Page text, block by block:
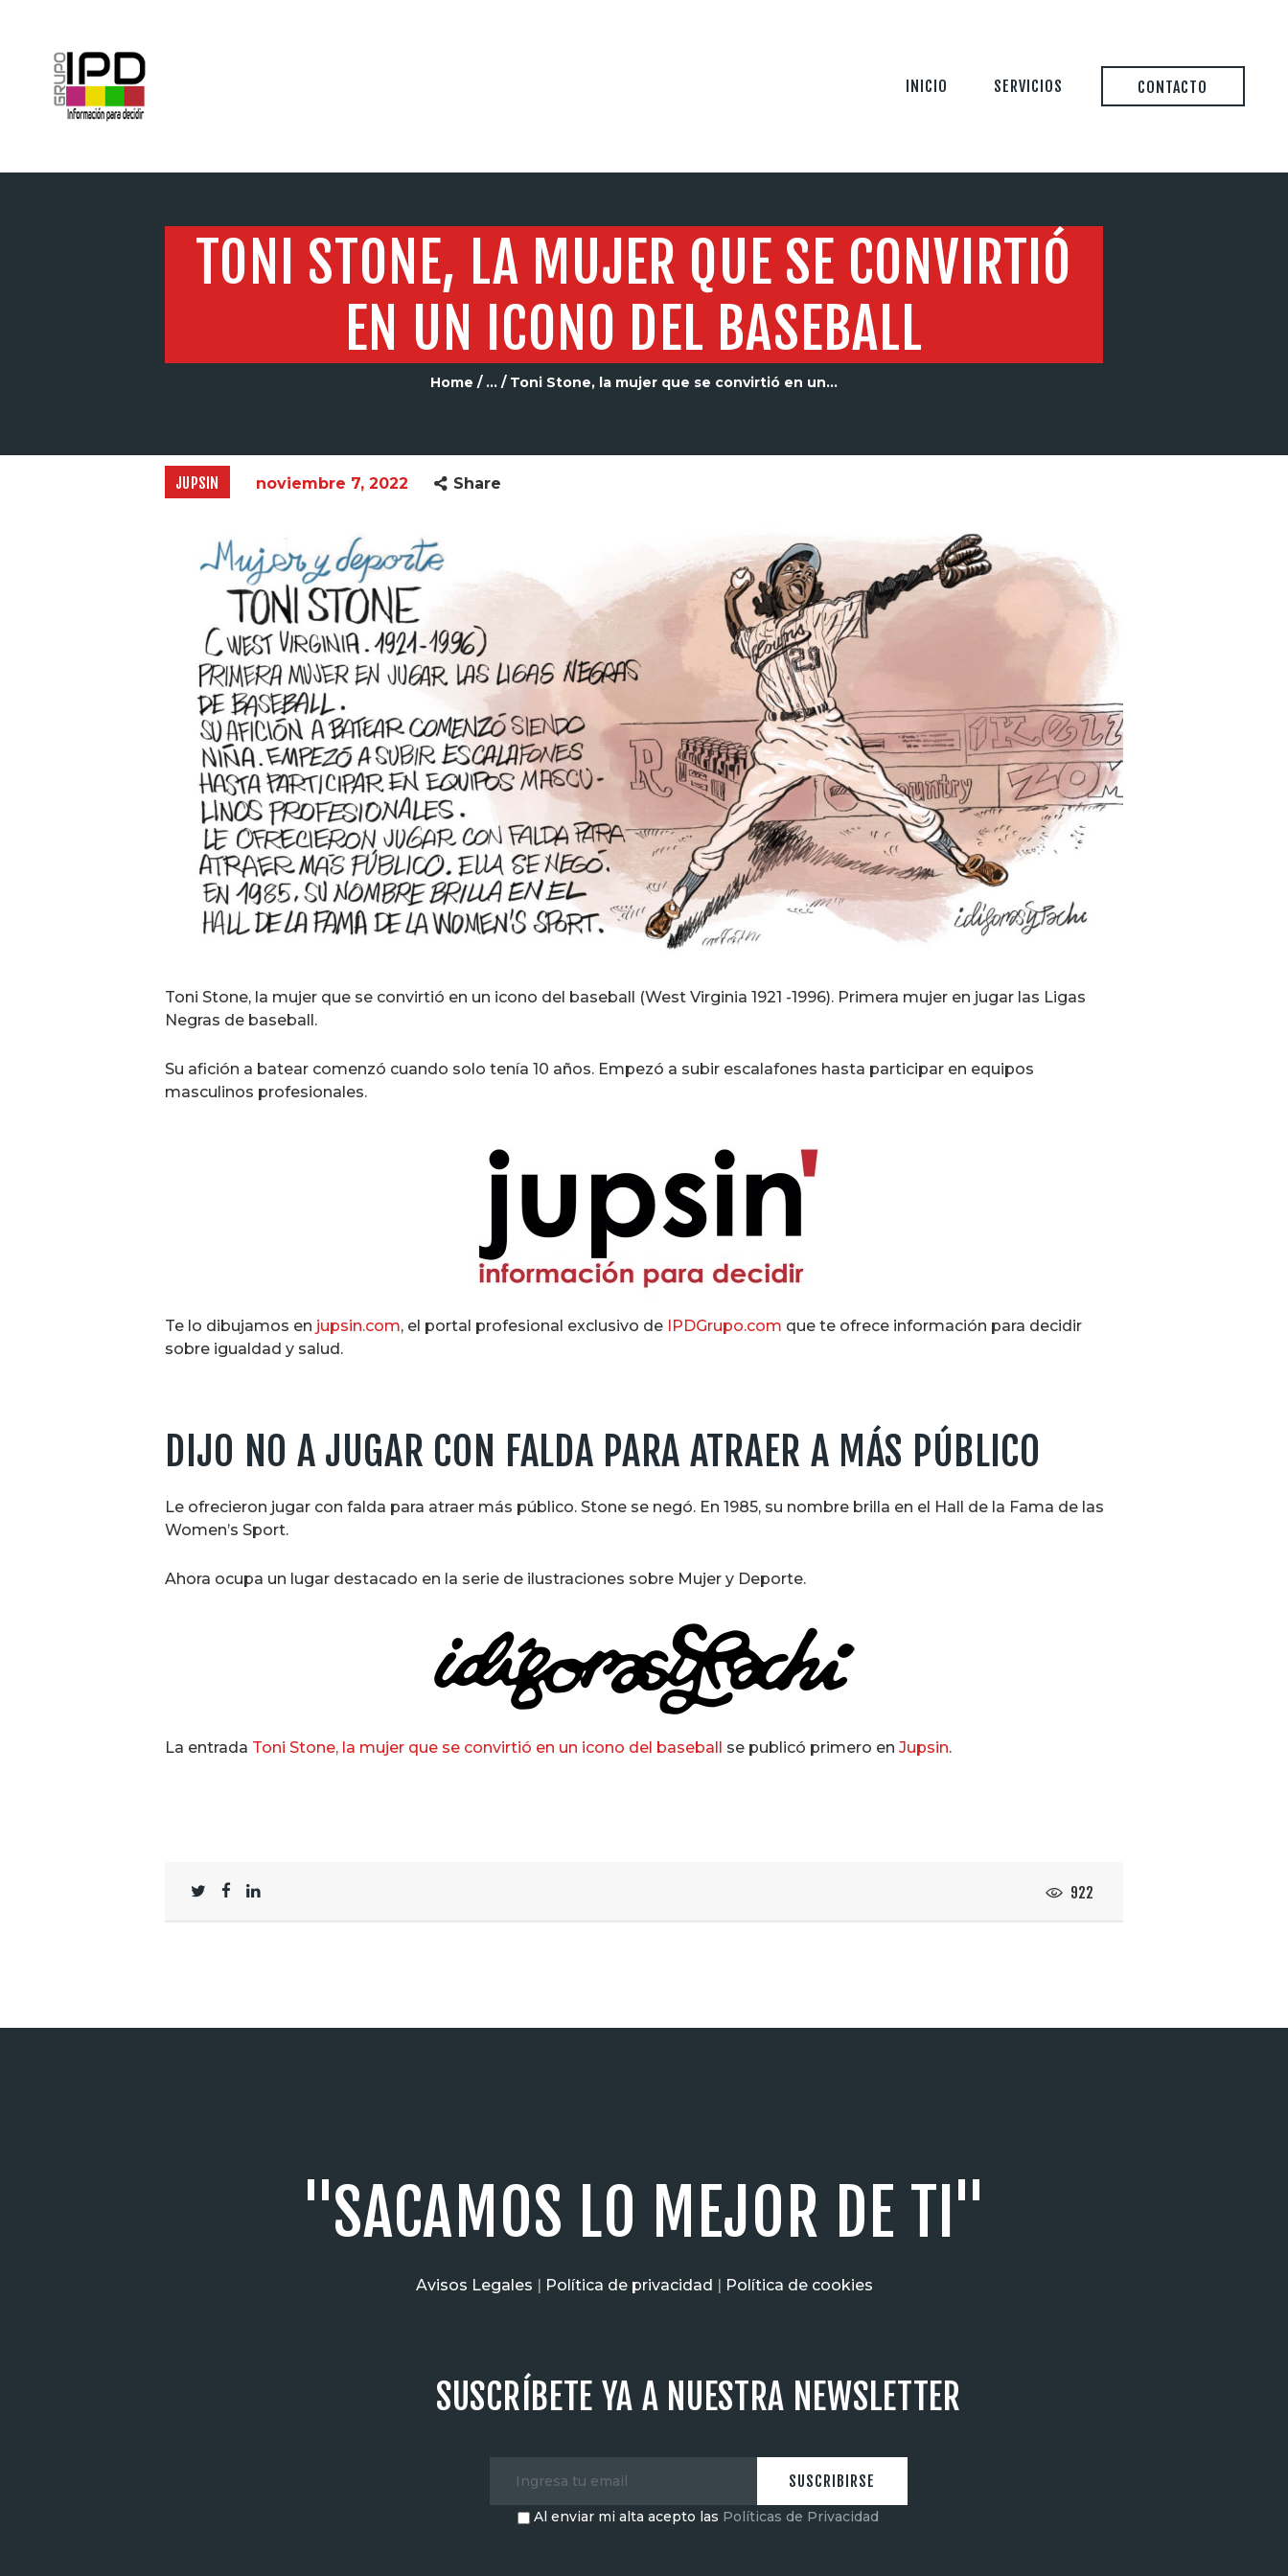
INICIO SERVICIOS CONTACTO
TONI STONE, LA MUJER QUE SE CONVIRTIÓ
EN UN ICONO DEL BASEBALL
Home ... Toni Stone, la mujer que se convirtió en un...
JUPSIN noviembre 7, 2022 Share
Toni Stone, la mujer que se convirtió en un icono del baseball (West Virginia 1921 -1996). Primera mujer en jugar las Ligas
Negras de baseball.
Su afición a batear comenzó cuando solo tenía 10 años. Empezó a subir escalafones hasta participar en equipos
masculinos profesionales.
Te lo dibujamos en jupsin.com, el portal profesional exclusivo de IPDGrupo.com que te ofrece información para decidir
sobre igualdad y salud.
DIJO NO A JUGAR CON FALDA PARA ATRAER A MÁS PÚBLICO
Le ofrecieron jugar con falda para atraer más público. Stone se negó. En 1985, su nombre brilla en el Hall de la Fama de las
Women’s Sport.
Ahora ocupa un lugar destacado en la serie de ilustraciones sobre Mujer y Deporte.
La entrada Toni Stone, la mujer que se convirtió en un icono del baseball se publicó primero en Jupsin.
922
"SACAMOS LO MEJOR DE TI"
Avisos Legales | Política de privacidad | Política de cookies
SUSCRÍBETE YA A NUESTRA NEWSLETTER
Al enviar mi alta acepto las Políticas de Privacidad